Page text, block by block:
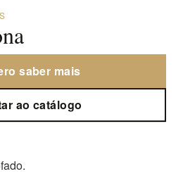
saber mais
ao catálogo